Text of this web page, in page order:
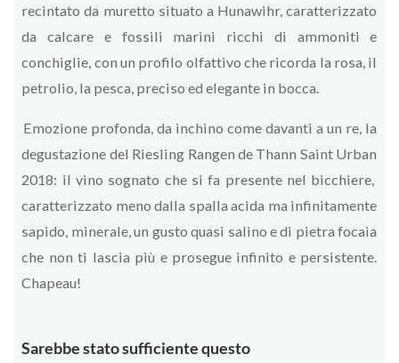
recintato da muretto situato a Hunawihr, caratterizzato
da calcare e fossili marini ricchi di ammoniti e
conchiglie, con un profilo olfattivo che ricorda la rosa, il
petrolio, la pesca, preciso ed elegante in bocca.
Emozione profonda, da inchino come davanti a un re, la
degustazione del Riesling Rangen de Thann Saint Urban
2018: il vino sognato che si fa presente nel bicchiere,
caratterizzato meno dalla spalla acida ma infinitamente
sapido, minerale, un gusto quasi salino e di pietra focaia
che non ti lascia più e prosegue infinito e persistente.
Chapeau!
Sarebbe stato sufficiente questo